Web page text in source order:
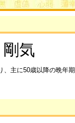
気
、主に50歳以降の晩年期